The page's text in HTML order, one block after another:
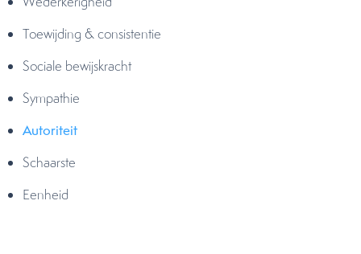
Toewijding & consistentie
Sociale bewijskracht
Sympathie
Autoriteit
Schaarste
Eenheid